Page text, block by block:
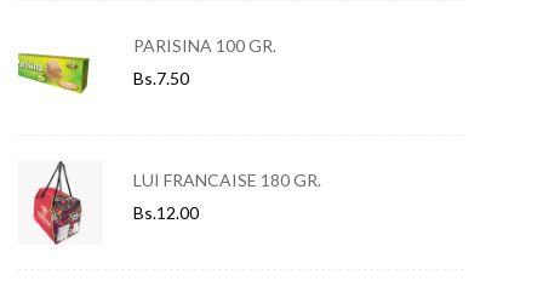
PARISINA 100 GR.
Bs.7.50
LUI FRANCAISE 180 GR.
Bs.12.00